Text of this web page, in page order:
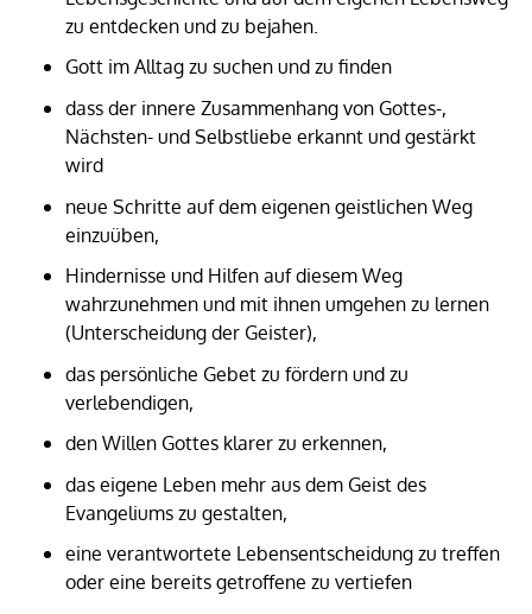
zu entdecken und zu bejahen.
Gott im Alltag zu suchen und zu finden
dass der innere Zusammenhang von Gottes-,
Nächsten- und Selbstliebe erkannt und gestärkt
wird
neue Schritte auf dem eigenen geistlichen Weg
einzuüben,
Hindernisse und Hilfen auf diesem Weg
wahrzunehmen und mit ihnen umgehen zu lernen
(Unterscheidung der Geister),
das persönliche Gebet zu fördern und zu
verlebendigen,
den Willen Gottes klarer zu erkennen,
das eigene Leben mehr aus dem Geist des
Evangeliums zu gestalten,
eine verantwortete Lebensentscheidung zu treffen
oder eine bereits getroffene zu vertiefen